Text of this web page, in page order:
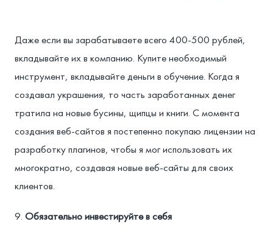
Даже если вы зарабатываете всего 400-500 рублей,
вкладывайте их в компанию. Купите необходимый
инструмент, вкладывайте деньги в обучение. Когда я
создавал украшения, то часть заработанных денег
тратила на новые бусины, щипцы и книги. С момента
создания веб-сайтов я постепенно покупаю лицензии на
разработку плагинов, чтобы я мог использовать их
многократно, создавая новые веб-сайты для своих
клиентов.
Обязательно инвестируйте в себя